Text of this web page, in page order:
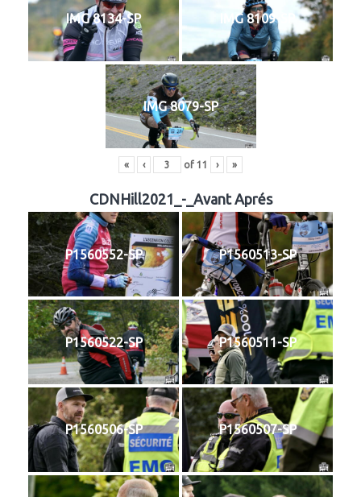
IMG 8134-SP IMG 8109-SP
IMG 8079-SP
« ‹ of 11 › »
CDNHill2021_-_Avant Aprés
P1560552-SP P1560513-SP
P1560522-SP P1560511-SP
P1560506-SP P1560507-SP